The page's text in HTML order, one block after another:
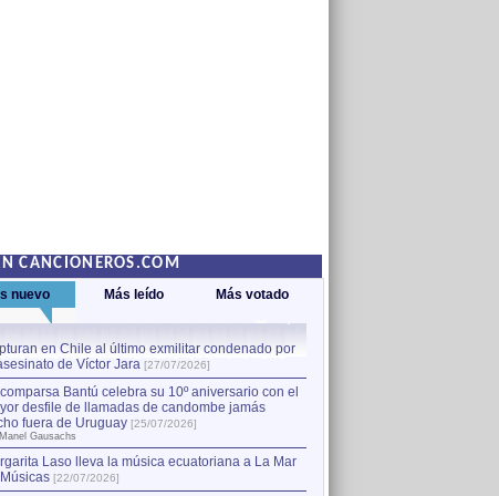
CANCIONEROS.COM
nuevo Más leído Más votado
en Chile al último exmilitar condenado por
de Víctor Jara [27/07/2026]
Bantú celebra su 10º aniversario con el
desfile de llamadas de candombe jamás
fuera de Uruguay [25/07/2026]
Gausachs
Laso lleva la música ecuatoriana a La Mar
[22/07/2026]